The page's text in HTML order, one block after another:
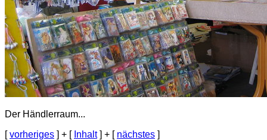
Der Händlerraum...
[vorheriges ] + [ Inhalt] + [ nächstes ]